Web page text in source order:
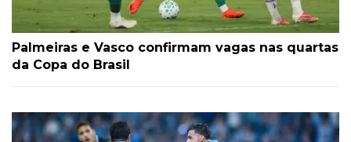
Palmeiras e Vasco confirmam vagas nas quartas
da Copa do Brasil